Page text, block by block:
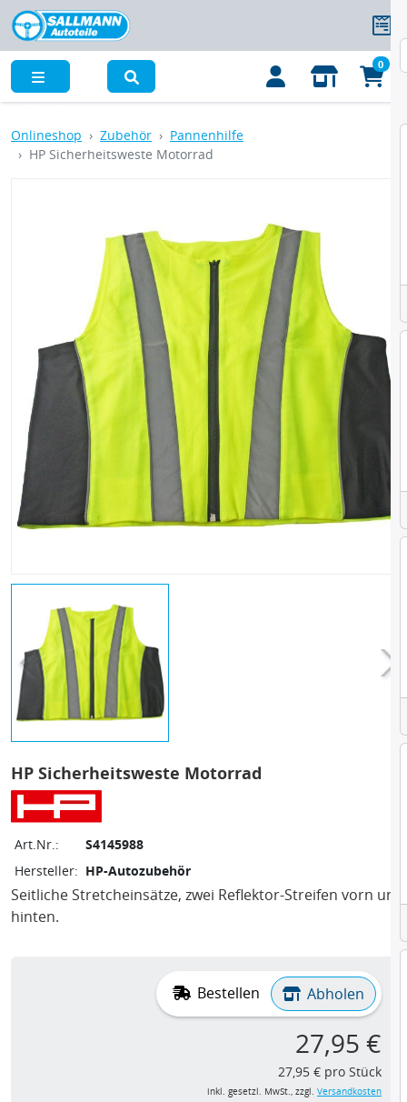
0
Onlineshop Zubehör
Pannenhilfe
HP Sicherheitsweste Motorrad
HP Sicherheitsweste Motorrad
Art.Nr.:
S4145988
Hersteller: HP-Autozubehör
Seitliche Stretcheinsätze, zwei Reflektor-Streifen vorn und
hinten.
Bestellen Abholen
27,95 €
27,95 € pro Stück
inkl. gesetzl. MwSt., zzgl. Versandkosten